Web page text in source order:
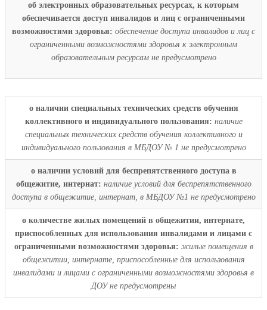
об электронных образовательных ресурсах, к которым
обеспечивается доступ инвалидов и лиц с ограниченными
возможностями здоровья: обеспечение доступа инвалидов и лиц с
ограниченными возможностями здоровья к электронным
образовательным ресурсам не предусмотрено
о наличии специальных технических средств обучения
коллективного и индивидуального пользования: наличие
специальных технических средств обучения коллективного и
индивидуального пользования в МБДОУ № 1 не предусмотрено
о наличии условий для беспрепятственного доступа в
общежитие, интернат: наличие условий для беспрепятственного
доступа в общежитие, интернат, в МБДОУ №1 не предусмотрено
о количестве жилых помещений в общежитии, интернате,
приспособленных для использования инвалидами и лицами с
ограниченными возможностями здоровья: жилые помещения в
общежитии, интернате, приспособленные для использования
инвалидами и лицами с ограниченными возможностями здоровья в
ДОУ не предусмотрены